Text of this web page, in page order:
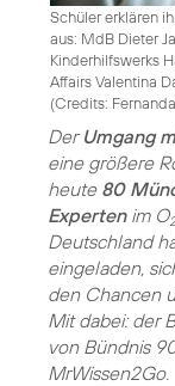
Schüler erklären
aus: MdB Dieter
Kinderhilfswerks
Affairs Valentina
(Credits:
Der Umgang
eine größere
heute 80
Expertenim O2
Deutschland
eingeladen,
den Chancen
Mit dabei: der
von Bündnis
MrWissen2Go.